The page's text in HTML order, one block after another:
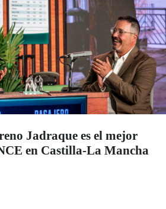
Jadraque es el mejor
en Castilla-La Mancha